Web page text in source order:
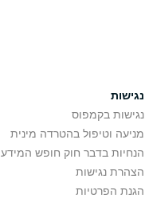
נגישות
נגישות בקמפוס
מניעה וטיפול בהטרדה מינית
הנחיות בדבר חוק חופש המידע
הצהרת נגישות
הגנת הפרטיות